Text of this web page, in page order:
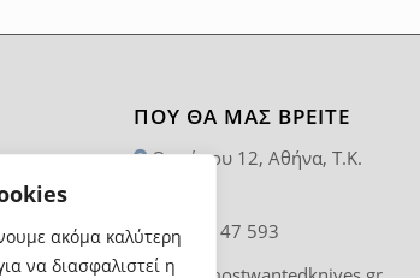
ακόμα καλύτερη
να διασφαλιστεί η
ΠΟΥ ΘΑ ΜΑΣ ΒΡΕΊΤΕ
Θαρύπου 12, Αθήνα, T.K.
210 92 47 593